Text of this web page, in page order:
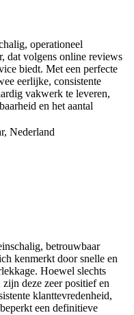
operationeel
dat volgens online reviews
biedt. Met een perfecte
eerlijke, consistente
vakwerk te leveren,
en het aantal
Nederland
betrouwbaar
kenmerkt door snelle en
Hoewel slechts
deze zeer positief en
klanttevredenheid,
een definitieve